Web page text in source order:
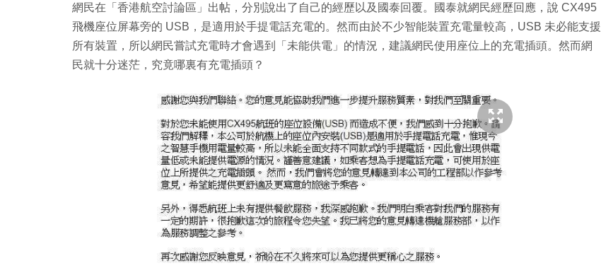
網民在「香港航空討論區」出帖，分別說出了自己的經歷以及國泰回覆。國泰就網民經歷回應，說 CX495
飛機座位屏幕旁的 USB，是適用於手提電話充電的。然而由於不少智能裝置充電量較高，USB 未必能支援
所有裝置，所以網民嘗試充電時才會遇到「未能供電」的情況，建議網民使用座位上的充電插頭。然而網
民就十分迷茫，究竟哪裏有充電插頭？